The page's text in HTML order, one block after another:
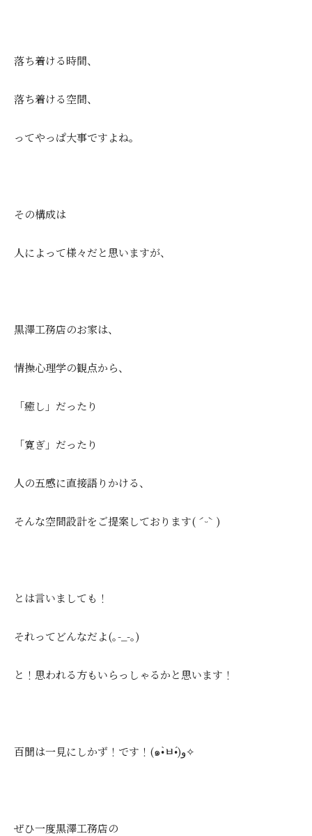
落ち着ける時間、
落ち着ける空間、
ってやっぱ大事ですよね。
その構成は
人によって様々だと思いますが、
黒澤工務店のお家は、
情操心理学の観点から、
「癒し」だったり
「寛ぎ」だったり
人の五感に直接語りかける、
そんな空間設計をご提案しております( ˊᵕˋ )
とは言いましても！
それってどんなだよ(｡-_-｡)
と！思われる方もいらっしゃるかと思います！
百聞は一見にしかず！です！(๑•̀ㅂ•́)و✧
ぜひ一度黒澤工務店の